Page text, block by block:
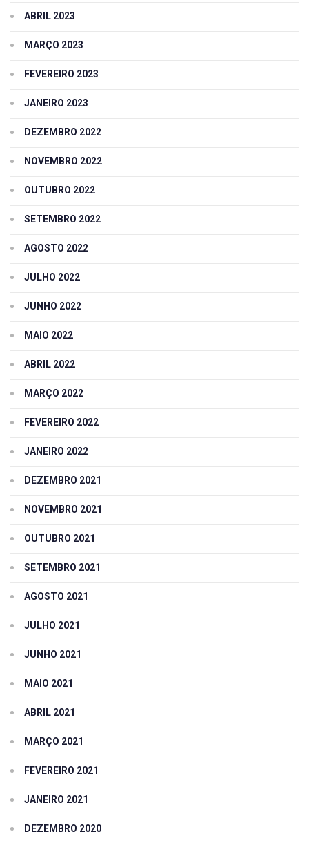
ABRIL 2023
MARÇO 2023
FEVEREIRO 2023
JANEIRO 2023
DEZEMBRO 2022
NOVEMBRO 2022
OUTUBRO 2022
SETEMBRO 2022
AGOSTO 2022
JULHO 2022
JUNHO 2022
MAIO 2022
ABRIL 2022
MARÇO 2022
FEVEREIRO 2022
JANEIRO 2022
DEZEMBRO 2021
NOVEMBRO 2021
OUTUBRO 2021
SETEMBRO 2021
AGOSTO 2021
JULHO 2021
JUNHO 2021
MAIO 2021
ABRIL 2021
MARÇO 2021
FEVEREIRO 2021
JANEIRO 2021
DEZEMBRO 2020